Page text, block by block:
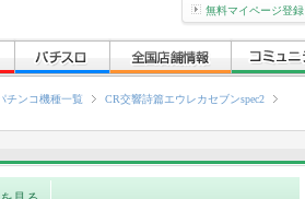
無料マイページ登録
チンコ機種一覧
CR交響詩篇エウレカセブンspec2